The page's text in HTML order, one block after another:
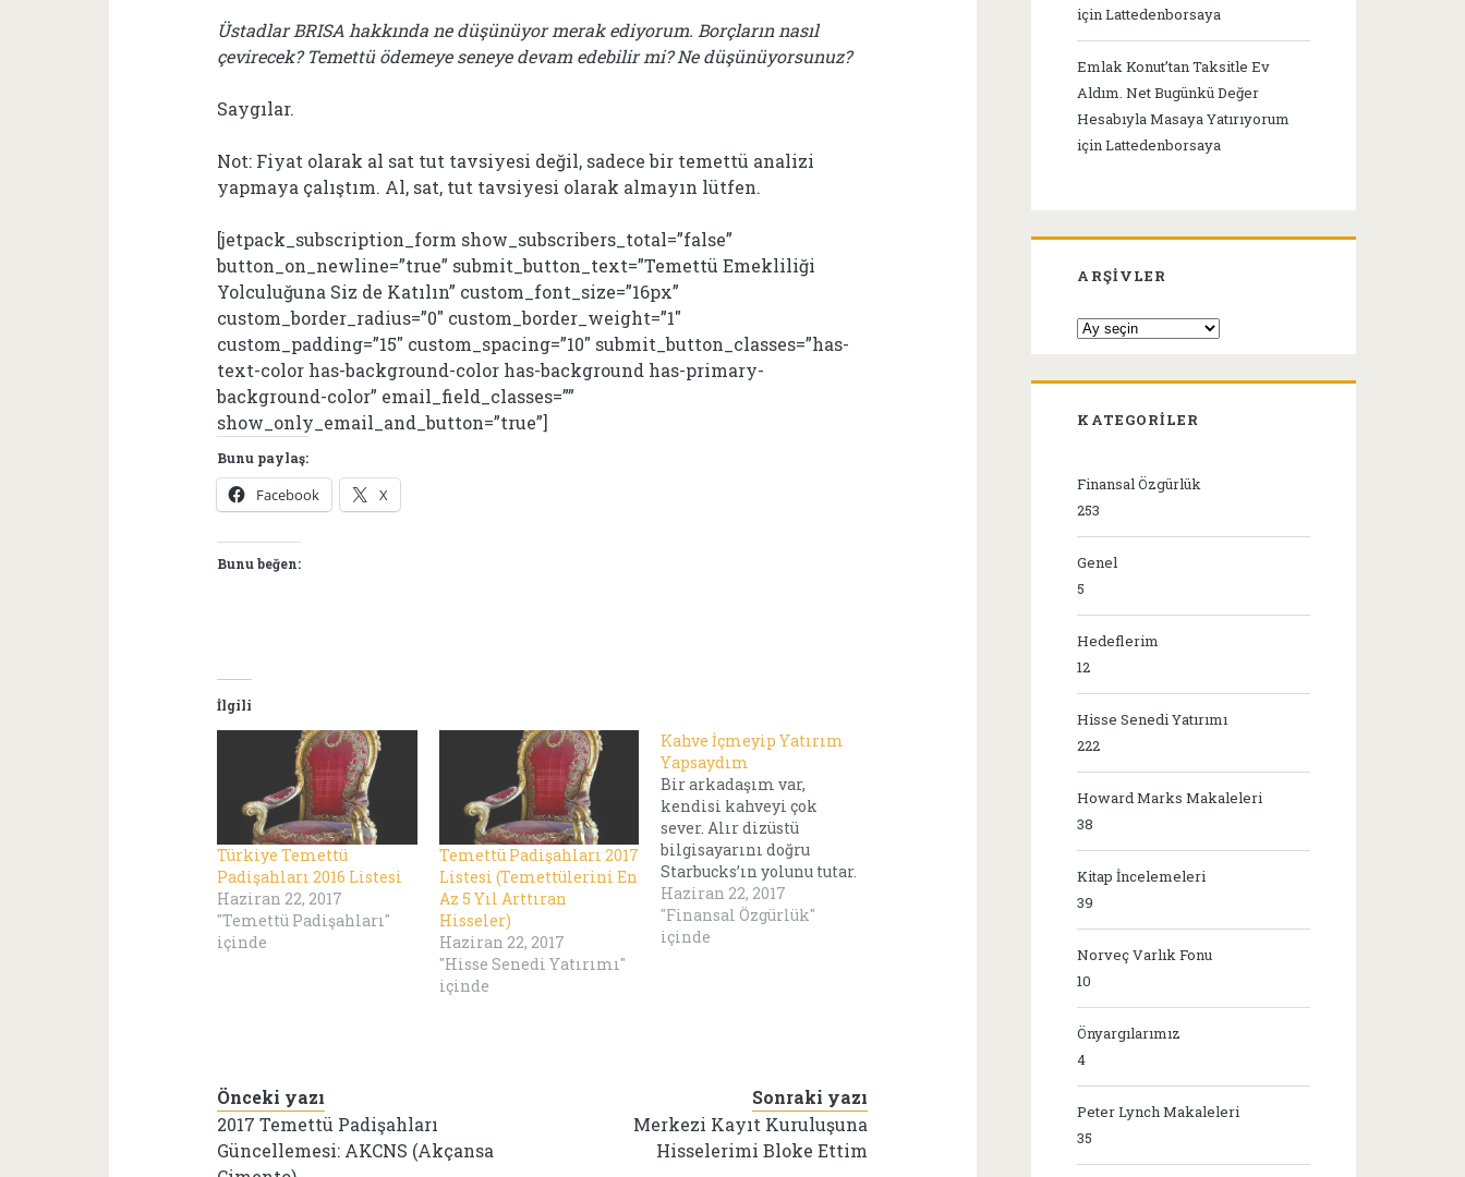
Üstadlar BRISA hakkında ne düşünüyor merak ediyorum. Borçların nasıl
çevirecek? Temettü ödemeye seneye devam edebilir mi? Ne düşünüyorsunuz?
Saygılar.
Not: Fiyat olarak al sat tut tavsiyesi değil, sadece bir temettü analizi
yapmaya çalıştım. Al, sat, tut tavsiyesi olarak almayın lütfen.
[jetpack_subscription_form show_subscribers_total=”false”
button_on_newline=”true” submit_button_text=”Temettü Emekliliği
Yolculuğuna Siz de Katılın” custom_font_size=”16px”
custom_border_radius=”0″ custom_border_weight=”1″
custom_padding=”15″ custom_spacing=”10″ submit_button_classes=”has-
text-color has-background-color has-background has-primary-
background-color” email_field_classes=””
show_only_email_and_button=”true”]
Bunu paylaş:
Facebook X
Bunu beğen:
İlgili
Türkiye Temettü
Padişahları 2016 Listesi
Haziran 22, 2017
"Temettü Padişahları"
içinde
Temettü Padişahları 2017
Listesi (Temettülerini En
Az 5 Yıl Arttıran
Hisseler)
Haziran 22, 2017
"Hisse Senedi Yatırımı"
içinde
Kahve İçmeyip Yatırım
Yapsaydım
Bir arkadaşım var,
kendisi kahveyi çok
sever. Alır dizüstü
bilgisayarını doğru
Starbucks’ın yolunu tutar.
Hem kahvesini içer hem
dersini çalışır.
Alışkanlık olmuş artık
Biraz klişe oldu ama
kahve içmeyi bıraksa çok
para…
Haziran 22, 2017
"Finansal Özgürlük"
içinde
Önceki yazı
2017 Temettü Padişahları
Güncellemesi: AKCNS (Akçansa
Sonraki yazı
Merkezi Kayıt Kuruluşuna
Hisselerimi Bloke Ettim
içinLattedenborsaya
Emlak Konut’tan Taksitle Ev
Aldım. Net Bugünkü Değer
Hesabıyla Masaya Yatırıyorum
içinLattedenborsaya
ARŞIVLER
Arşivler
KATEGORILER
Finansal Özgürlük
253
Genel
5
Hedeflerim
12
Hisse Senedi Yatırımı
222
Howard Marks Makaleleri
38
Kitap İncelemeleri
39
Norveç Varlık Fonu
10
Önyargılarımız
4
Peter Lynch Makaleleri
35